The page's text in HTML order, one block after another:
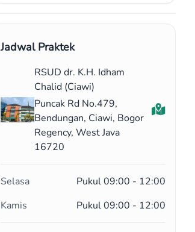
Jadwal Praktek
RSUD dr. K.H. Idham
Chalid (Ciawi)
Puncak Rd No.479,
Bendungan, Ciawi, Bogor
Regency, West Java
16720
Selasa
Pukul 09:00 - 12:00
Kamis
Pukul 09:00 - 12:00